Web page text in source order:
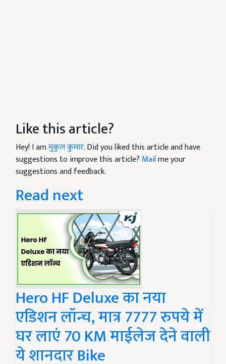
Like this article?
Hey! I amमुकुल कुमार. Did you liked this article and have
suggestions to improve this article? Mailme your
suggestions and feedback.
Read next
Hero HF Deluxe का नया
एडिशन लॉन्च, मात्र 7777 रुपये में
घर लाएं 70 KM माईलेज देने वाली
ये शानदार Bike